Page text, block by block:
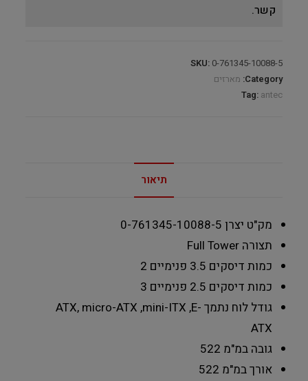
קשר.
SKU: 0-761345-10088-5
Category: מארזים
Tag: antec
תיאור
מק"ט יצרן 0-761345-10088-5
תצורהFull Tower
כמות דיסקים 3.5 פנימיים
2
כמות דיסקים 2.5 פנימיים
3
גודל לוח נתמך ATX, micro-ATX ,mini-ITX ,E-
ATX
גובה במ"מ 522
אורך במ"מ 522